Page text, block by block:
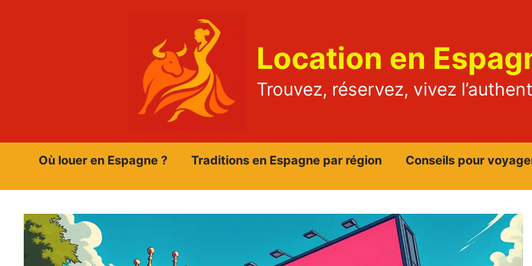
Location en
Trouvez, réservez, vivez
Où louer en Espagne ? Traditions en Espagne par région Conseils pour